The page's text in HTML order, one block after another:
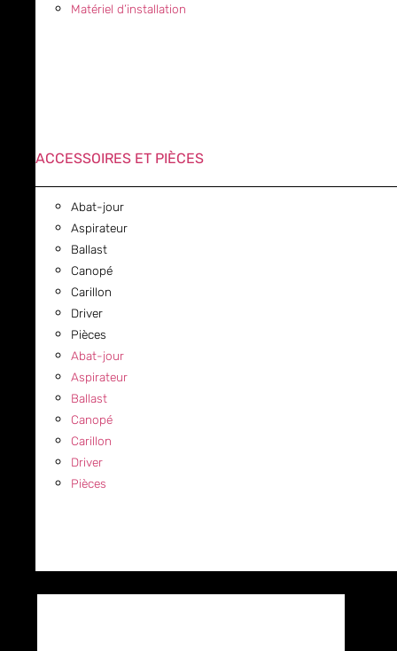
Matériel d’installation
ACCESSOIRES ET PIÈCES
Abat-jour
Aspirateur
Ballast
Canopé
Carillon
Driver
Pièces
Abat-jour
Aspirateur
Ballast
Canopé
Carillon
Driver
Pièces